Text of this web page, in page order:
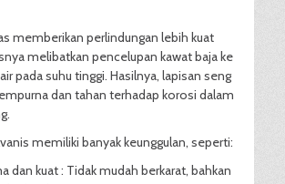
memberikan perlindungan lebih kuat
melibatkan pencelupan kawat baja ke
pada suhu tinggi. Hasilnya, lapisan seng
dan tahan terhadap korosi dalam
memiliki banyak keunggulan, seperti:
dan kuat : Tidak mudah berkarat, bahkan